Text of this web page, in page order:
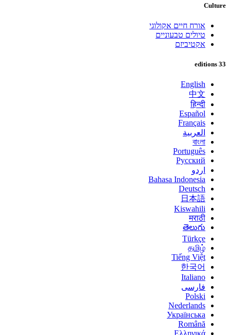
Culture
אורח חיים אקולוגי
טיולים טבעוניים
אקטיביזם
33 editions
English
中文
हिन्दी
Español
Français
العربية
বাংলা
Português
Русский
اردو
Bahasa Indonesia
Deutsch
日本語
Kiswahili
मराठी
తెలుగు
Türkçe
தமிழ்
Tiếng Việt
한국어
Italiano
فارسی
Polski
Nederlands
Українська
Română